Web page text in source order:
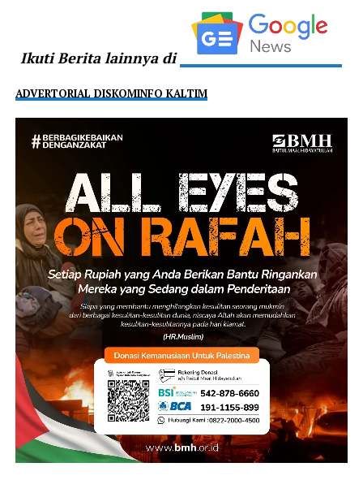
Ikuti Berita lainnya di
ADVERTORIAL DISKOMINFO KALTIM